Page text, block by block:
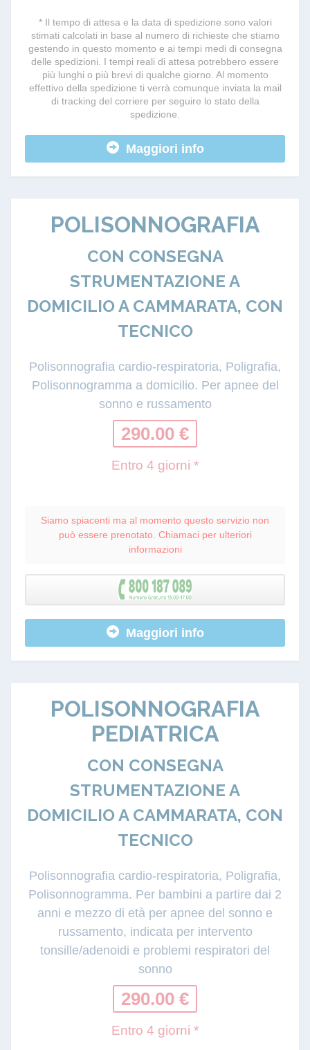
* Il tempo di attesa e la data di spedizione sono valori
stimati calcolati in base al numero di richieste che stiamo
gestendo in questo momento e ai tempi medi di consegna
delle spedizioni. I tempi reali di attesa potrebbero essere
più lunghi o più brevi di qualche giorno. Al momento
effettivo della spedizione ti verrà comunque inviata la mail
di tracking del corriere per seguire lo stato della
spedizione.
Maggiori info
POLISONNOGRAFIA
CON CONSEGNA
STRUMENTAZIONE A
DOMICILIO A CAMMARATA, CON
TECNICO
Polisonnografia cardio-respiratoria, Poligrafia,
Polisonnogramma a domicilio. Per apnee del
sonno e russamento
290.00 €
Entro 4 giorni *
Siamo spiacenti ma al momento questo servizio non
può essere prenotato. Chiamaci per ulteriori
informazioni
Maggiori info
POLISONNOGRAFIA
PEDIATRICA
CON CONSEGNA
STRUMENTAZIONE A
DOMICILIO A CAMMARATA, CON
TECNICO
Polisonnografia cardio-respiratoria, Poligrafia,
Polisonnogramma. Per bambini a partire dai 2
anni e mezzo di età per apnee del sonno e
russamento, indicata per intervento
tonsille/adenoidi e problemi respiratori del
sonno
290.00 €
Entro 4 giorni *